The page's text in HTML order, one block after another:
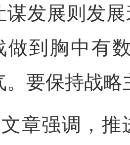
谋发展则发
做到胸中有
。要保持战
文章强调，推